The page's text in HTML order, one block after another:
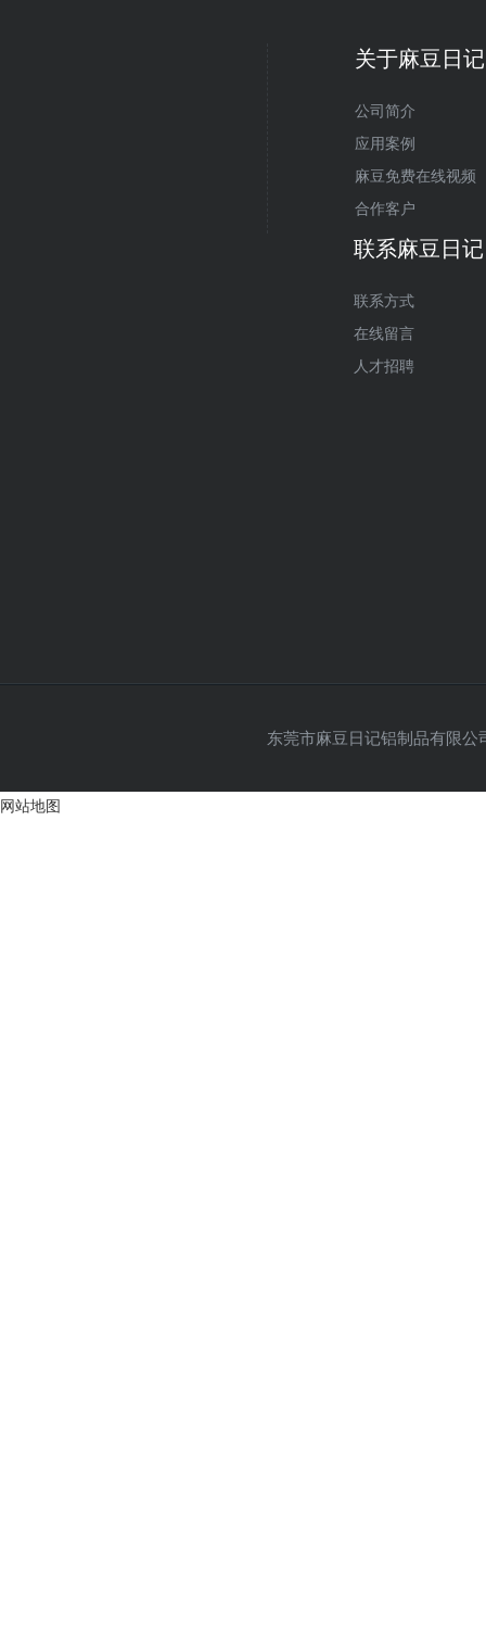
关于麻豆日记
公司简介
应用案例
麻豆免费在线视频
合作客户
联系麻豆日记
联系方式
在线留言
人才招聘
东莞市麻豆日记铝制品有限
网站地图